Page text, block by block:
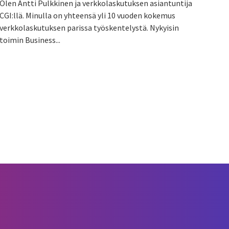
Olen Antti Pulkkinen ja verkkolaskutuksen asiantuntija
CGI:llä. Minulla on yhteensä yli 10 vuoden kokemus
verkkolaskutuksen parissa työskentelystä. Nykyisin
toimin Business...